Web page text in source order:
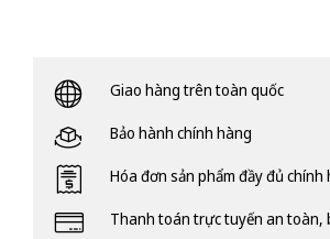
Giao hàng trên toàn quốc
Bảo hành chính hàng
Hóa đơn sản phẩm đầy đủ chính
Thanh toán trực tuyến an toàn,